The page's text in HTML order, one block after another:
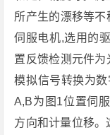
所产生的漂移等
伺服电机,选用的
置反馈检测元件
模拟信号转换为
A,B为图1位置伺
方向和计量位移。